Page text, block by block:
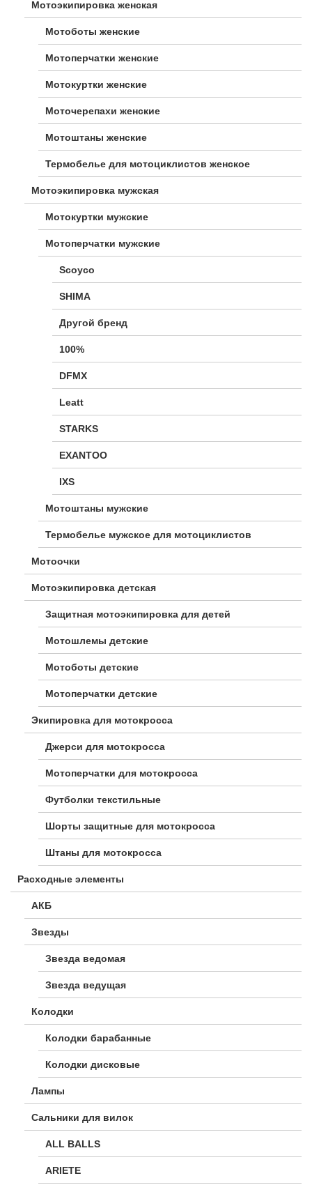
Мотоэкипировка женская
Мотоботы женские
Мотоперчатки женские
Мотокуртки женские
Моточерепахи женские
Мотоштаны женские
Термобелье для мотоциклистов женское
Мотоэкипировка мужская
Мотокуртки мужские
Мотоперчатки мужские
Scoyco
SHIMA
Другой бренд
100%
DFMX
Leatt
STARKS
EXANTOO
IXS
Мотоштаны мужские
Термобелье мужское для мотоциклистов
Мотоочки
Мотоэкипировка детская
Защитная мотоэкипировка для детей
Мотошлемы детские
Мотоботы детские
Мотоперчатки детские
Экипировка для мотокросса
Джерси для мотокросса
Мотоперчатки для мотокросса
Футболки текстильные
Шорты защитные для мотокросса
Штаны для мотокросса
Расходные элементы
АКБ
Звезды
Звезда ведомая
Звезда ведущая
Колодки
Колодки барабанные
Колодки дисковые
Лампы
Сальники для вилок
ALL BALLS
ARIETE